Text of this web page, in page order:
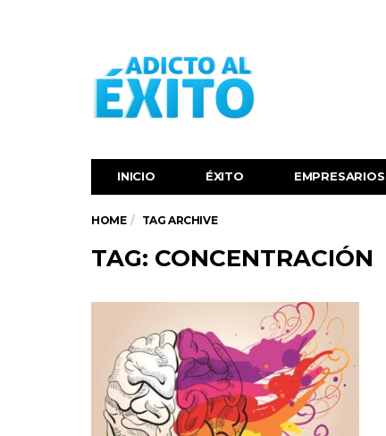
INICIO ÉXITO‬ EMPRESARIOS
HOME TAG ARCHIVE
TAG: CONCENTRACIÓN